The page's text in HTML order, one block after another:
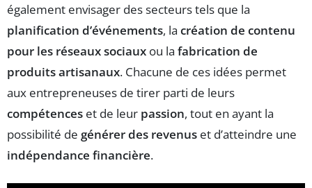
également envisager des secteurs tels que la
planification d’événements, la création de contenu
pour les réseaux sociaux ou la fabrication de
produits artisanaux. Chacune de ces idées permet
aux entrepreneuses de tirer parti de leurs
compétences et de leur passion, tout en ayant la
possibilité de générer des revenus et d’atteindre une
indépendance financière.